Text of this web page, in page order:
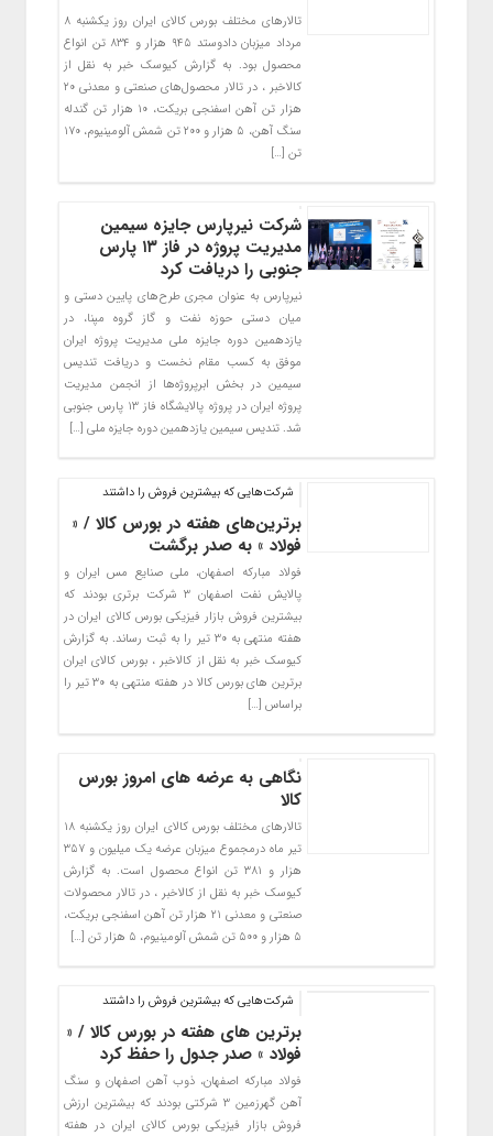
تالارهای مختلف بورس کالای ایران روز یکشنبه ۸
مرداد میزبان دادوستد ۹۴۵ هزار و ۸۳۴ تن انواع
محصول بود. به گزارش کیوسک خبر به نقل از
کالاخبر ، در تالار محصول‌های صنعتی و معدنی ۲۰
هزار تن آهن اسفنجی بریکت، ۱۰ هزار تن گندله
سنگ آهن، ۵ هزار و ۲۰۰ تن شمش آلومینیوم، ۱۷۰
تن […]
شرکت نیرپارس جایزه سیمین
مدیریت پروژه در فاز ۱۳ پارس
جنوبی را دریافت کرد
نیرپارس به عنوان مجری طرح‌های پایین دستی و
میان دستی حوزه نفت و گاز گروه مپنا، در
یازدهمین دوره جایزه ملی مدیریت پروژه ایران
موفق به کسب مقام نخست و دریافت تندیس
سیمین در بخش ابرپروژه‌ها از انجمن مدیریت
پروژه ایران در پروژه پالایشگاه فاز ۱۳ پارس جنوبی
شد. تندیس سیمین یازدهمین دوره جایزه ملی […]
شرکت‌هایی که بیشترین فروش را داشتند
برترین‌های هفته در بورس کالا / «
فولاد » به صدر برگشت
فولاد مبارکه اصفهان، ملی صنایع مس ایران و
پالایش نفت اصفهان ۳ شرکت برتری بودند که
بیشترین فروش بازار فیزیکی بورس کالای ایران در
هفته منتهی به ۳۰ تیر را به ثبت رساند. به گزارش
کیوسک خبر به نقل از کالاخبر ، بورس کالای ایران
برترین های بورس کالا در هفته منتهی به ۳۰ تیر را
براساس […]
نگاهی به عرضه های امروز بورس
کالا
تالارهای مختلف بورس کالای ایران روز یکشنبه ۱۸
تیر ماه درمجموع میزبان عرضه یک میلیون و ۳۵۷
هزار و ۳۸۱ تن انواع محصول است. به گزارش
کیوسک خبر به نقل از کالاخبر ، در تالار محصولات
صنعتی و معدنی ۲۱ هزار تن آهن اسفنجی بریکت،
۵ هزار و ۵۰۰ تن شمش آلومینیوم، ۵ هزار تن […]
شرکت‌هایی که بیشترین فروش را داشتند
برترین‌ های هفته در بورس کالا / «
فولاد » صدر جدول را حفظ کرد
فولاد مبارکه اصفهان، ذوب آهن اصفهان و سنگ
آهن گهرزمین ۳ شرکتی بودند که بیشترین ارزش
فروش بازار فیزیکی بورس کالای ایران در هفته